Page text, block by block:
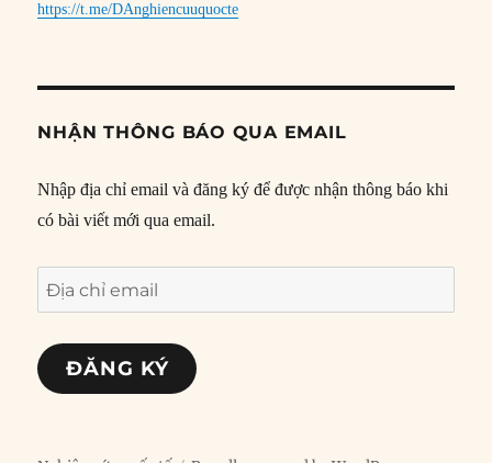
https://t.me/DAnghiencuuquocte
NHẬN THÔNG BÁO QUA EMAIL
Nhập địa chỉ email và đăng ký để được nhận thông báo khi
có bài viết mới qua email.
Địa
chỉ
email
ĐĂNG KÝ